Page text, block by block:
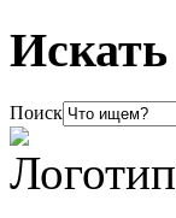
Искать
Поиск